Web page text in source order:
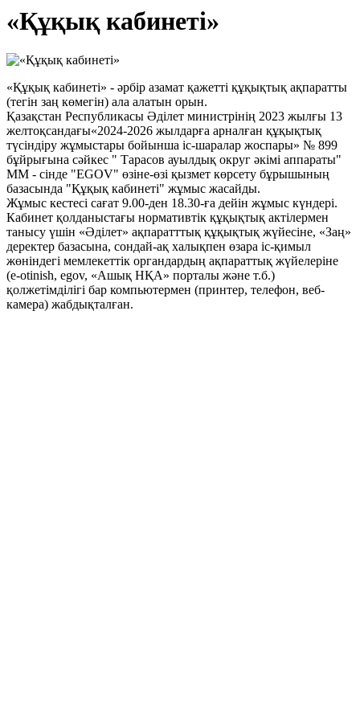
«Құқық кабинеті»
«Құқық кабинеті» - әрбір азамат қажетті құқықтық ақпаратты
(тегін заң көмегін) ала алатын орын.
Қазақстан Республикасы Әділет министрінің 2023 жылғы 13
желтоқсандағы«2024-2026 жылдарға арналған құқықтық
түсіндіру жұмыстары бойынша іс-шаралар жоспары» № 899
бұйрығына сәйкес " Тарасов ауылдық округ әкімі аппараты"
ММ - сінде "EGOV" өзіне-өзі қызмет көрсету бұрышының
базасында "Құқық кабинеті" жұмыс жасайды.
Жұмыс кестесі сағат 9.00-ден 18.30-ға дейін жұмыс күндері.
Кабинет қолданыстағы нормативтік құқықтық актілермен
танысу үшін «Әділет» ақпаратттық құқықтық жүйесіне, «Заң»
деректер базасына, сондай-ақ халықпен өзара іс-қимыл
жөніндегі мемлекеттік органдардың ақпараттық жүйелеріне
(е-otinish, egov, «Ашық НҚА» порталы және т.б.)
қолжетімділігі бар компьютермен (принтер, телефон, веб-
камера) жабдықталған.